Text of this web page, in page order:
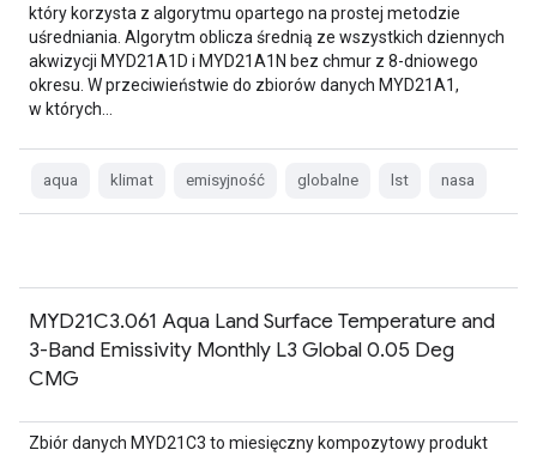
który korzysta z algorytmu opartego na prostej metodzie
uśredniania. Algorytm oblicza średnią ze wszystkich dziennych
akwizycji MYD21A1D i MYD21A1N bez chmur z 8-dniowego
okresu. W przeciwieństwie do zbiorów danych MYD21A1,
w których…
aqua klimat emisyjność globalne lst nasa
MYD21C3.061 Aqua Land Surface Temperature and
3-Band Emissivity Monthly L3 Global 0.05 Deg
CMG
Zbiór danych MYD21C3 to miesięczny kompozytowy produkt